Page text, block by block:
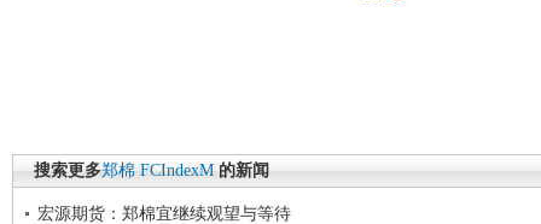
搜索更多郑棉 FCIndexM 的新闻
宏源期货：郑棉宜继续观望与等待